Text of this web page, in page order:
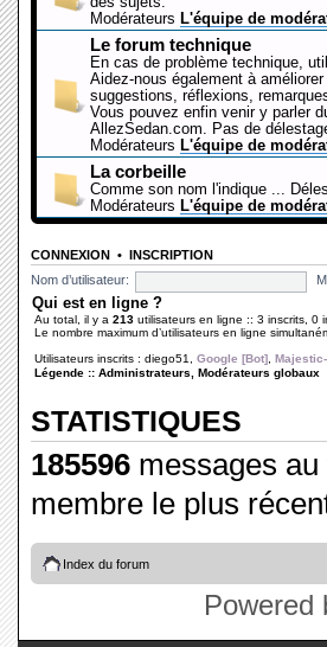
Modérateurs L'équipe de
Le forum technique
En cas de problème technique,
Aidez-nous également à
suggestions, réflexions,
Vous pouvez enfin venir y parler
AllezSedan.com. Pas de
Modérateurs L'équipe de
La corbeille
Comme son nom l'indique ...
Modérateurs L'équipe de
CONNEXION • INSCRIPTION
Nom d’utilisateur:
Qui est en ligne ?
Au total, il y a 213 utilisateurs en ligne :: 3 inscrits, 0
Le nombre maximum d’utilisateurs en ligne
Utilisateurs inscrits : diego51 Google [Bot]
Légende :: Administrateurs Modérateurs globaux
STATISTIQUES
185596 messages au
membre le plus
Index du forum
Powered